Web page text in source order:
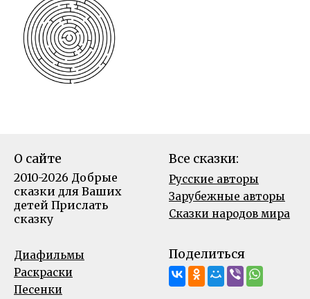
О сайте
2010-2026 Добрые
сказки для Ваших
детей Прислать
сказку
Все сказки:
Русские авторы
Зарубежные авторы
Сказки народов мира
Диафильмы
Раскраски
Песенки
Поделиться